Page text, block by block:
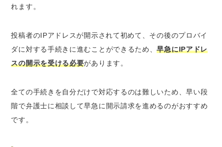
れます。
投稿者のIPアドレスが開示されて初めて、その後のプロバイ
ダに対する手続きに進むことができるため、早急にIPアドレ
スの開示を受ける必要があります。
全ての手続きを自分だけで対応するのは難しいため、早い段
階で弁護士に相談 して早急に開示請求を進めるのがおすすめ
です。